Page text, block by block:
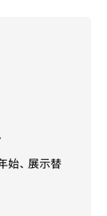
始、展示替